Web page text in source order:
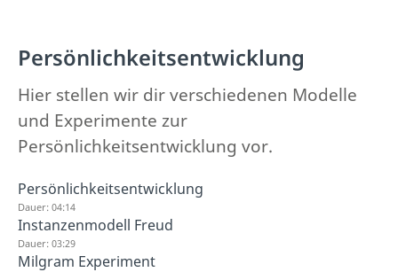
Persönlichkeitsentwicklung
Hier stellen wir dir verschiedenen Modelle
und Experimente zur
Persönlichkeitsentwicklung vor.
Persönlichkeitsentwicklung
Dauer: 04:14
Instanzenmodell Freud
Dauer: 03:29
Milgram Experiment